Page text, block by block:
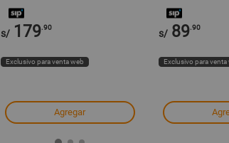
s/ 179.90
Exclusivo para venta web
Agregar
s/ 89.90
Exclusivo para venta